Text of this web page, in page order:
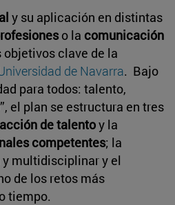
y su aplicación en distintas
o la comunicación
objetivos clave de la
de Navarra. Bajo
para todos: talento,
el plan se estructura en tres
de talentoy la
competentes; la
y multidisciplinar y el
de los retos más
tiempo.